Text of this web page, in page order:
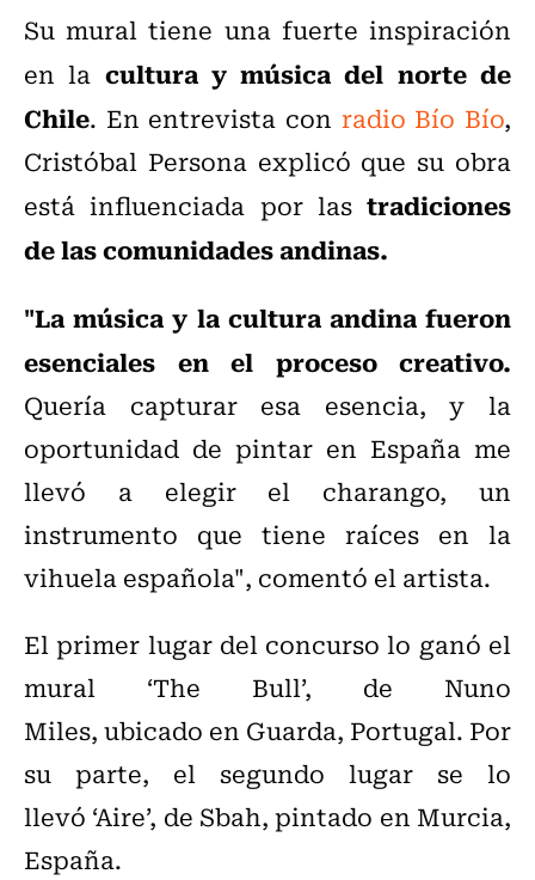
Su mural tiene una fuerte inspiración
en la cultura y música del norte de
Chile. En entrevista con radio Bío Bío,
Cristóbal Persona explicó que su obra
está influenciada por las tradiciones
de las comunidades andinas.
"La música y la cultura andina fueron
esenciales en el proceso creativo.
Quería capturar esa esencia, y la
oportunidad de pintar en España me
llevó a elegir el charango, un
instrumento que tiene raíces en la
vihuela española", comentó el artista.
El primer lugar del concurso lo ganó el
mural ‘The Bull’, de Nuno
Miles, ubicado en Guarda, Portugal. Por
su parte, el segundo lugar se lo
llevó ‘Aire’, de Sbah, pintado en Murcia,
España.